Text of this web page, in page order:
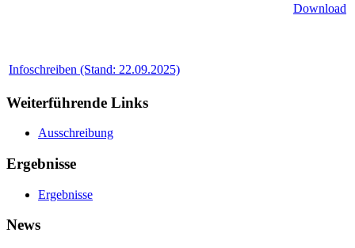
Infoschreiben (Stand: 22.09.2025)
Download
Weiterführende Links
Ausschreibung
Ergebnisse
Ergebnisse
News